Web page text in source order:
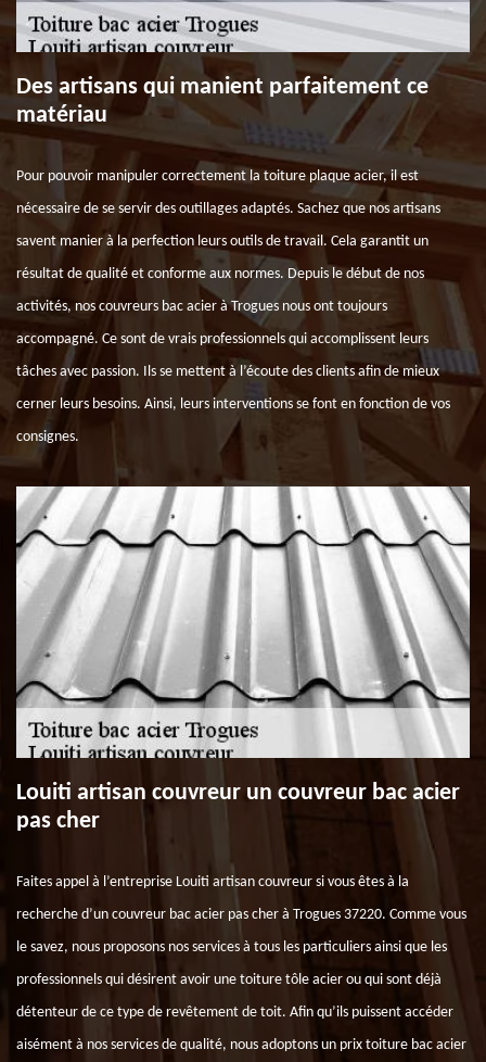
Des artisans qui manient parfaitement ce
matériau
Pour pouvoir manipuler correctement la toiture plaque acier, il est
nécessaire de se servir des outillages adaptés. Sachez que nos artisans
savent manier à la perfection leurs outils de travail. Cela garantit un
résultat de qualité et conforme aux normes. Depuis le début de nos
activités, nos couvreurs bac acier à Trogues nous ont toujours
accompagné. Ce sont de vrais professionnels qui accomplissent leurs
tâches avec passion. Ils se mettent à l’écoute des clients afin de mieux
cerner leurs besoins. Ainsi, leurs interventions se font en fonction de vos
consignes.
Louiti artisan couvreur un couvreur bac acier
pas cher
Faites appel à l’entreprise Louiti artisan couvreur si vous êtes à la
recherche d’un couvreur bac acier pas cher à Trogues 37220. Comme vous
le savez, nous proposons nos services à tous les particuliers ainsi que les
professionnels qui désirent avoir une toiture tôle acier ou qui sont déjà
détenteur de ce type de revêtement de toit. Afin qu’ils puissent accéder
aisément à nos services de qualité, nous adoptons un prix toiture bac acier